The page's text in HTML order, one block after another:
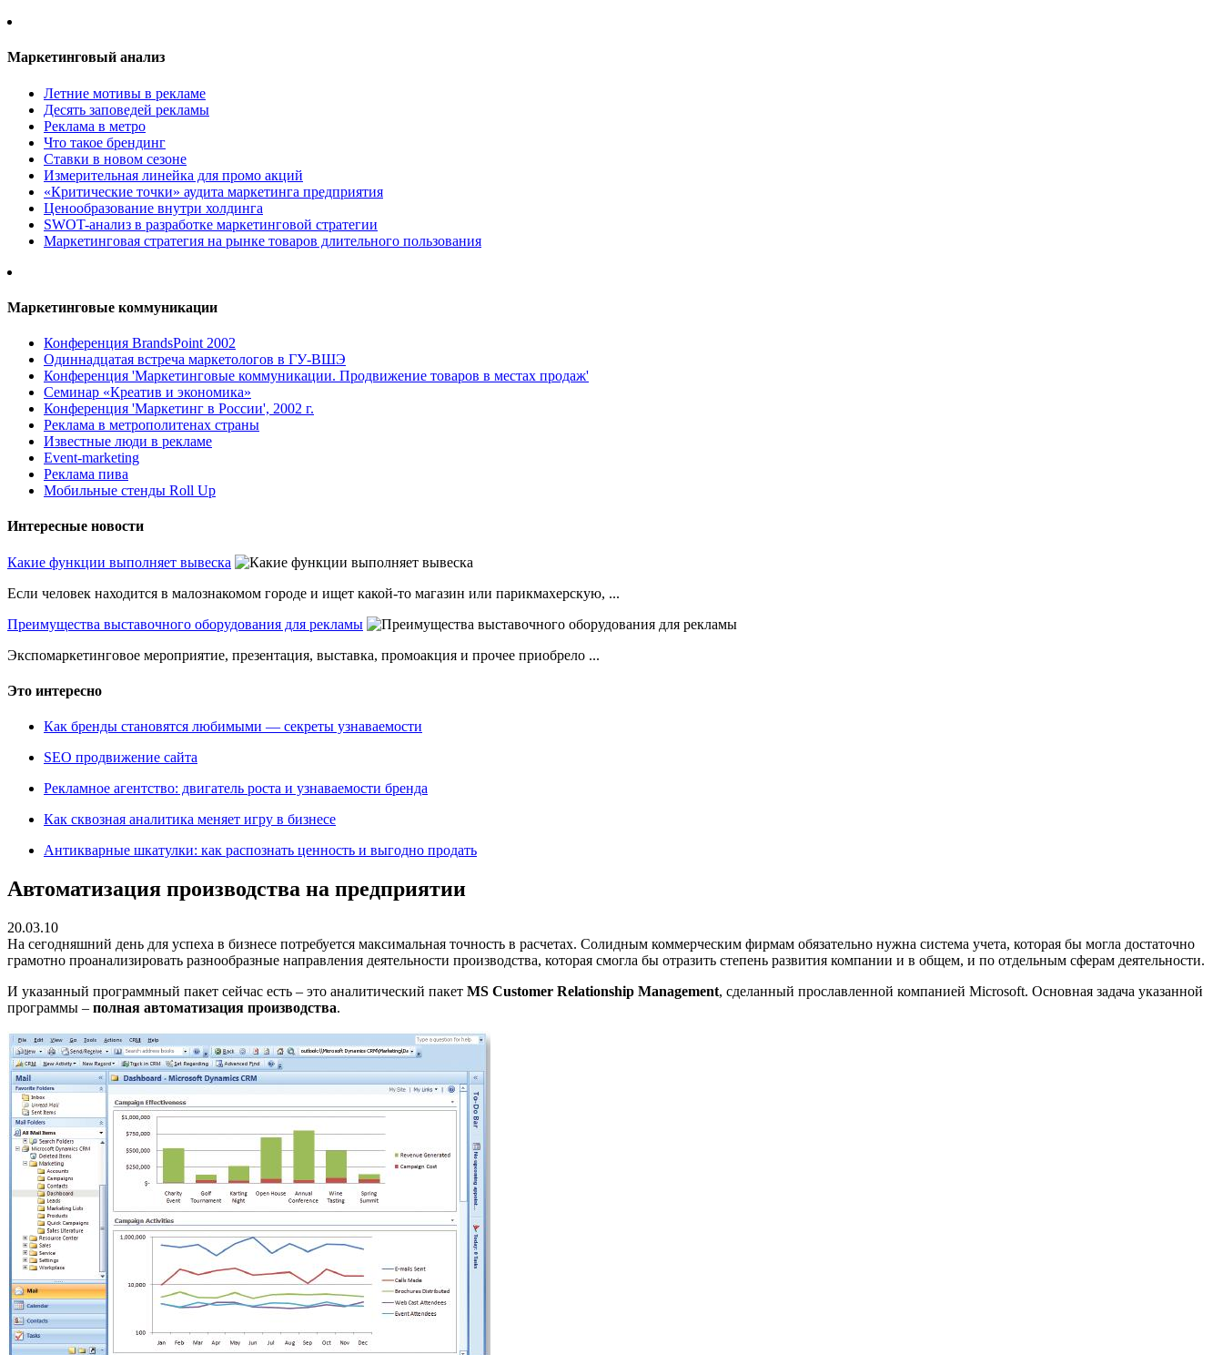
Маркетинговый анализ
Летние мотивы в рекламе
Десять заповедей рекламы
Реклама в метро
Что такое брендинг
Ставки в новом сезоне
Измерительная линейка для промо акций
«Критические точки» аудита маркетинга предприятия
Ценообразование внутри холдинга
SWOT-анализ в разработке маркетинговой стратегии
Маркетинговая стратегия на рынке товаров длительного пользования
Маркетинговые коммуникации
Конференция BrandsPoint 2002
Одиннадцатая встреча маркетологов в ГУ-ВШЭ
Конференция 'Маркетинговые коммуникации. Продвижение товаров в местах продаж'
Семинар «Креатив и экономика»
Конференция 'Маркетинг в России', 2002 г.
Реклама в метрополитенах страны
Известные люди в рекламе
Event-marketing
Реклама пива
Мобильные стенды Roll Up
Интересные новости
Какие функции выполняет вывеска
Если человек находится в малознакомом городе и ищет какой-то магазин или парикмахерскую, ...
Преимущества выставочного оборудования для рекламы
Экспомаркетинговое мероприятие, презентация, выставка, промоакция и прочее приобрело ...
Это интересно
Как бренды становятся любимыми — секреты узнаваемости
SEO продвижение сайта
Рекламное агентство: двигатель роста и узнаваемости бренда
Как сквозная аналитика меняет игру в бизнесе
Антикварные шкатулки: как распознать ценность и выгодно продать
Автоматизация производства на предприятии
20.03.10
На сегодняшний день для успеха в бизнесе потребуется максимальная точность в расчетах. Солидным коммерческим фирмам обязательно нужна система учета, которая бы могла достаточно
грамотно проанализировать разнообразные направления деятельности производства, которая смогла бы отразить степень развития компании и в общем, и по отдельным сферам деятельности.
И указанный программный пакет сейчас есть – это аналитический пакет MS Customer Relationship Management, сделанный прославленной компанией Microsoft. Основная задача указанной
программы – полная автоматизация производства.